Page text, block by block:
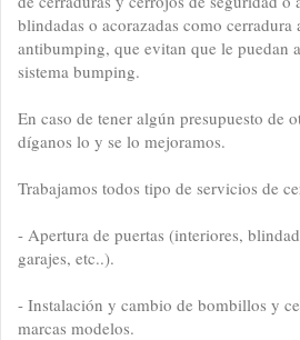
blindadas o acorazadas como
antibumping, que evitan que le puedan
sistema bumping.
En caso de tener algún presupuesto de
díganos lo y se lo mejoramos.
Trabajamos todos tipo de servicios de
- Apertura de puertas (interiores,
garajes, etc..).
- Instalación y cambio de bombillos y
marcas modelos.